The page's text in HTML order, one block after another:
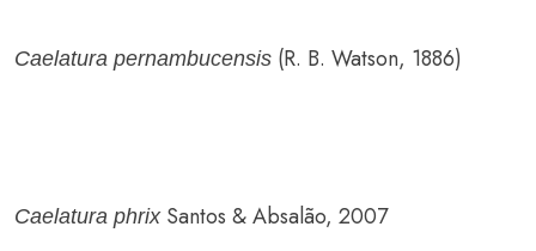
Caelatura pernambucensis (R. B. Watson, 1886)
Caelatura phrixSantos & Absalão, 2007